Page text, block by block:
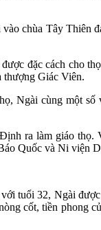
chùa Tây Thiên
đặc cách cho
thượng Giác Viên.
Ngài cùng một
ra làm giáo thọ.
Quốc và Ni viện
tuổi 32, Ngài
cốt, tiền phong